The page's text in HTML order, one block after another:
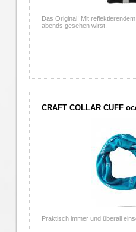
Das Original! Mit
abends gesehen wirst.
CRAFT COLLAR CUFF
Praktisch immer und überall